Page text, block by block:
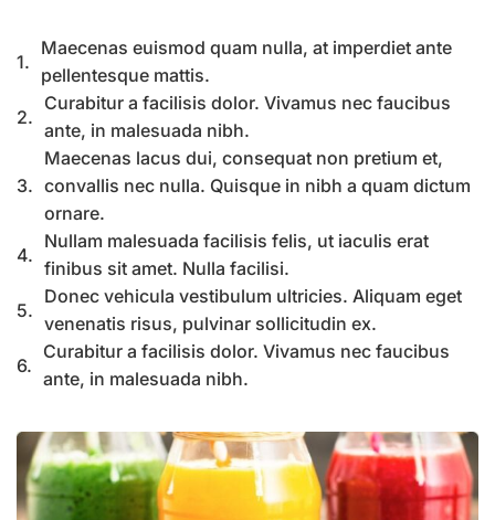
1.
Maecenas euismod quam nulla, at imperdiet ante
pellentesque mattis.
2.
Curabitur a facilisis dolor. Vivamus nec faucibus
ante, in malesuada nibh.
3.
Maecenas lacus dui, consequat non pretium et,
convallis nec nulla. Quisque in nibh a quam dictum
ornare.
4.
Nullam malesuada facilisis felis, ut iaculis erat
finibus sit amet. Nulla facilisi.
5.
Donec vehicula vestibulum ultricies. Aliquam eget
venenatis risus, pulvinar sollicitudin ex.
6.
Curabitur a facilisis dolor. Vivamus nec faucibus
ante, in malesuada nibh.